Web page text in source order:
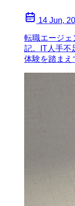
14 Jun,
転職エージェ
記。IT人手不
体験を踏まえ